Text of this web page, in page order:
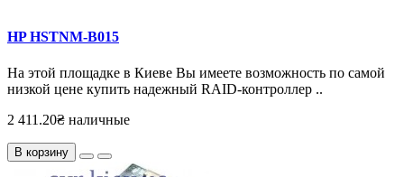
HP HSTNM-B015
На этой площадке в Киеве Вы имеете возможность по самой
низкой цене купить надежный RAID-контроллер ..
2 411.20₴ наличные
В корзину